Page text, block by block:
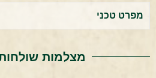
מפרט טכני
מצלמות